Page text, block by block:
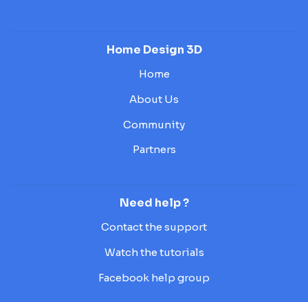
Home Design 3D
Home
About Us
Community
Partners
Need help ?
Contact the support
Watch the tutorials
Facebook help group